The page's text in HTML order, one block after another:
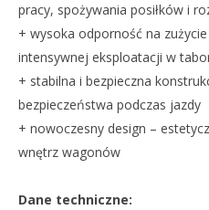
pracy, spożywania posiłków i
+ wysoka odporność na
intensywnej eksploatacji w
+ stabilna i bezpieczna
bezpieczeństwa podczas jazdy
+ nowoczesny design –
wnętrz wagonów
Dane techniczne: